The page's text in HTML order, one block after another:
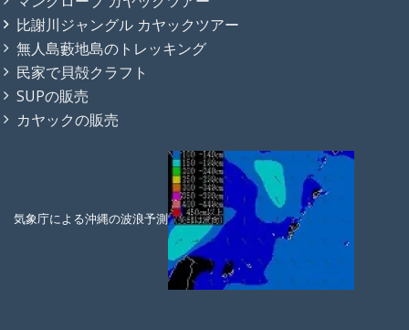
比謝川ジャングル カヤックツアー
無人島藪地島のトレッキング
民家で貝殻クラフト
SUPの販売
カヤックの販売
気象庁による沖縄の波浪予測